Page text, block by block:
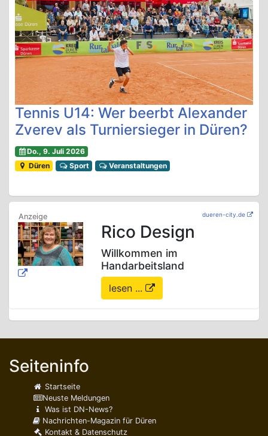
Tennis U14: Wer beerbt Alexander
Zverev als Turniersieger in Düren?
Do., 9. Juli 2026
Düren
Sport Veranstaltungen
dueren-city.de
Rico Design
Willkommen im
Handarbeitsland
lesen ...
Seiteninfo
Startseite
Neuste Meldungen
Was ist DN-News?
Nachrichten-Magazin für Düren
Kontakt & Datenschutz